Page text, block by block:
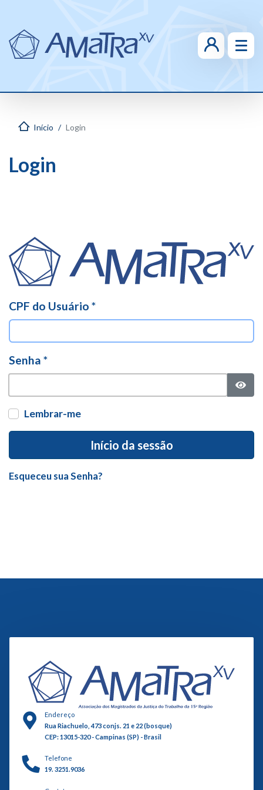
Login
Início Login
CPF do Usuário *
Senha *
Lembrar-me
Início da sessão
Esqueceu sua Senha?
Endereço
Rua Riachuelo, 473 conjs. 21 e 22 (bosque)
CEP: 13015-320 - Campinas (SP) - Brasil
Telefone
19. 3251.9036